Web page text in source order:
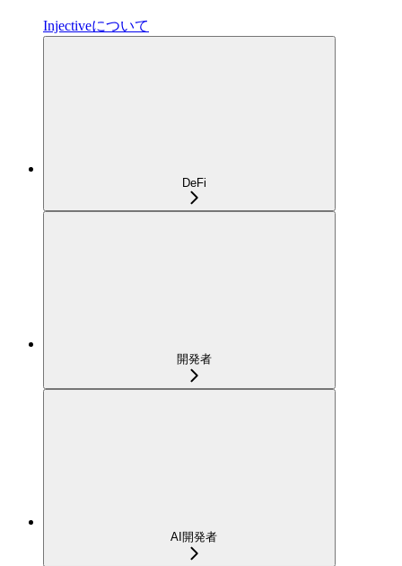
Injectiveについて
DeFi
開発者
AI開発者